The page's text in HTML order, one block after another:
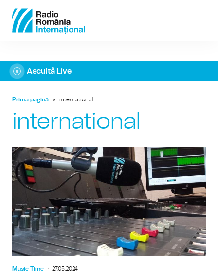
Ascultă Live
Prima pagină » international
international
Music Time 27.05.2024